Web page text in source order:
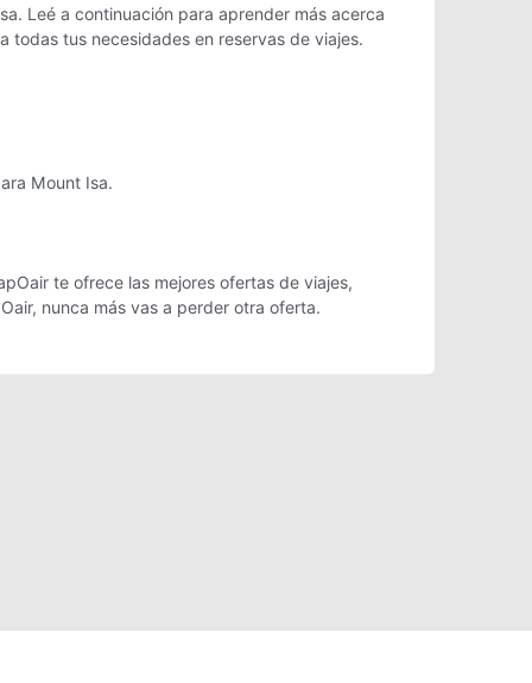
Leé a continuación para aprender más acerca
todas tus necesidades en reservas de viajes.
Mount Isa.
te ofrece las mejores ofertas de viajes,
nunca más vas a perder otra oferta.